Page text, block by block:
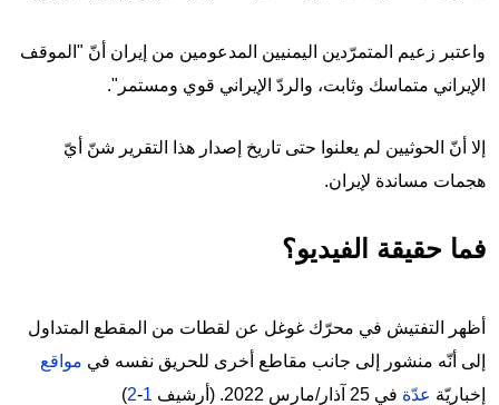
واعتبر زعيم المتمرّدين اليمنيين المدعومين من إيران أنّ "الموقف
الإيراني متماسك وثابت، والردّ الإيراني قوي ومستمر".
إلا أنّ الحوثيين لم يعلنوا حتى تاريخ إصدار هذا التقرير شنّ أيّ
هجمات مساندة لإيران.
فما حقيقة الفيديو؟
أظهر التفتيش في محرّك غوغل عن لقطات من المقطع المتداول
إلى أنّه منشور إلى جانب مقاطع أخرى للحريق نفسه في مواقع
إخباريّة عدّة في 25 آذار/مارس 2022. (أرشيف 1
-
2
)